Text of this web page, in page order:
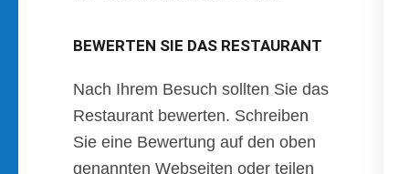
BEWERTEN SIE DAS RESTAURANT
Nach Ihrem Besuch sollten Sie das
Restaurant bewerten. Schreiben
Sie eine Bewertung auf den oben
genannten Webseiten oder teilen